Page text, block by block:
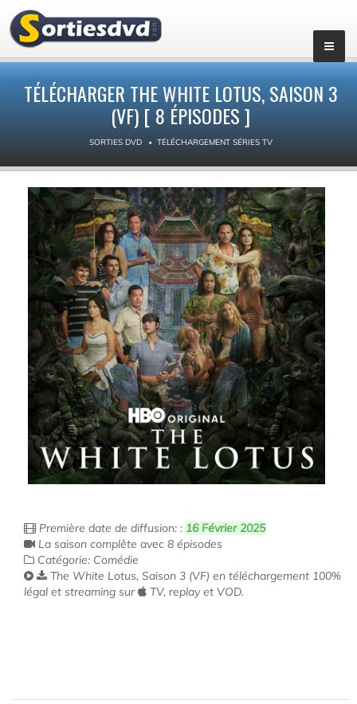
TÉLÉCHARGER THE WHITE LOTUS, SAISON 3
(VF) [ 8 ÉPISODES ]
SORTIES DVD TÉLÉCHARGEMENT SÉRIES TV
Première date de diffusion: : 16 Février 2025
La saison complête avec 8 épisodes
Catégorie: Comédie
The White Lotus, Saison 3 (VF) en téléchargement 100%
légal et streaming sur
TV, replay et VOD.